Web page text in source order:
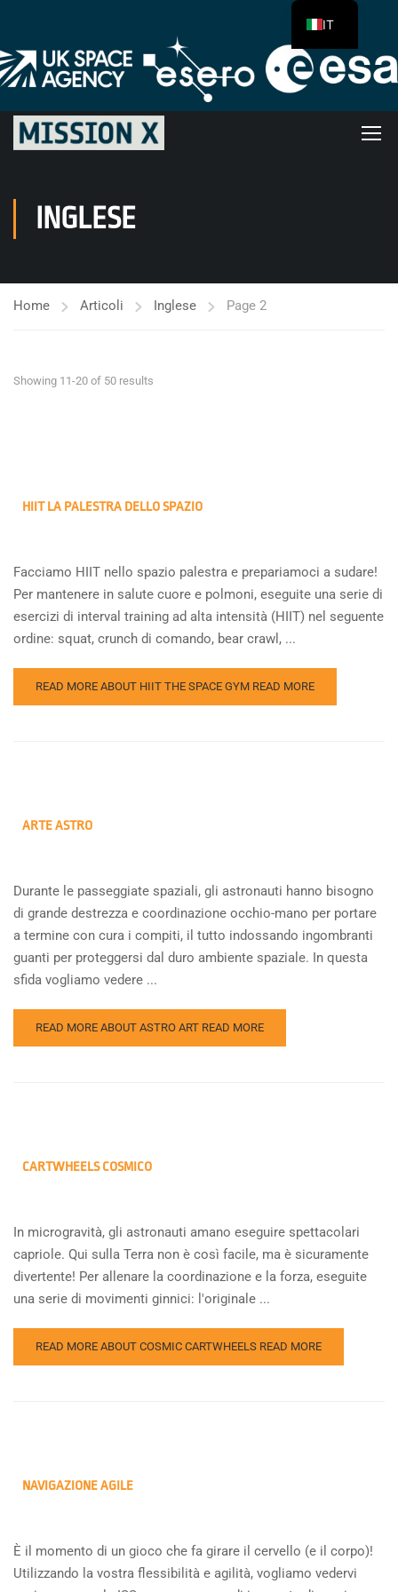
INGLESE
Home Articoli Inglese Page 2
Showing 11-20 of 50 results
HIIT LA PALESTRA DELLO SPAZIO
Facciamo HIIT nello spazio palestra e prepariamoci a sudare!
Per mantenere in salute cuore e polmoni, eseguite una serie di
esercizi di interval training ad alta intensità (HIIT) nel seguente
ordine: squat, crunch di comando, bear crawl, ...
READ MORE ABOUT HIIT THE SPACE GYM READ MORE
ARTE ASTRO
Durante le passeggiate spaziali, gli astronauti hanno bisogno
di grande destrezza e coordinazione occhio-mano per portare
a termine con cura i compiti, il tutto indossando ingombranti
guanti per proteggersi dal duro ambiente spaziale. In questa
sfida vogliamo vedere ...
READ MORE ABOUT ASTRO ART READ MORE
CARTWHEELS COSMICO
In microgravità, gli astronauti amano eseguire spettacolari
capriole. Qui sulla Terra non è così facile, ma è sicuramente
divertente! Per allenare la coordinazione e la forza, eseguite
una serie di movimenti ginnici: l'originale ...
READ MORE ABOUT COSMIC CARTWHEELS READ MORE
NAVIGAZIONE AGILE
È il momento di un gioco che fa girare il cervello (e il corpo)!
Utilizzando la vostra flessibilità e agilità, vogliamo vedervi
IT